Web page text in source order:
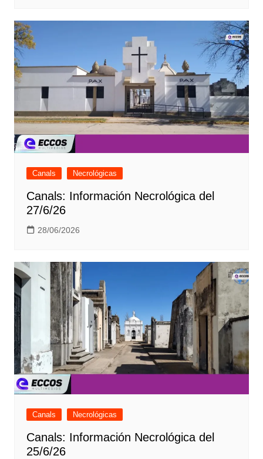
Canals Necrológicas
Canals: Información Necrológica del
27/6/26
28/06/2026
Canals Necrológicas
Canals: Información Necrológica del
25/6/26